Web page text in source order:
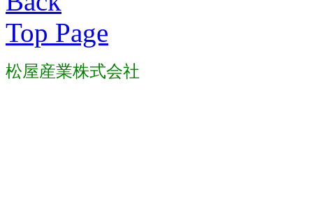
Top Page
松屋産業株式会社